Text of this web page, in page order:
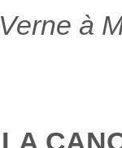
à